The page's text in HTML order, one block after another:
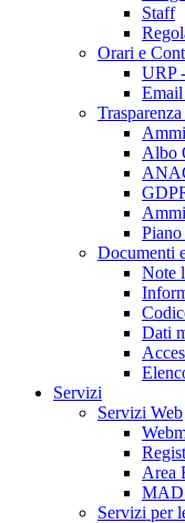
Staff
Orari e
URP
Albo
Documenti
Note
Dati
Servizi
Servizi Web
Area
MAD
Servizi per